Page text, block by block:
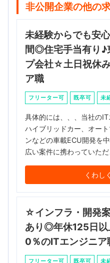
非公開企業の他の
未経験からでも安
間◎住宅手当有り♪
プ会社☆土日祝休
ア職
フリーター可 既卒可 未
具体的には、、、当社のIT
ハイブリッドカー、オー
ンなどの車載ECU開発を
広い案件に携わっていただ
くわし
☆インフラ・開発
あり◎年休125日以
0％のITエンジニア
フリーター可 既卒可 未